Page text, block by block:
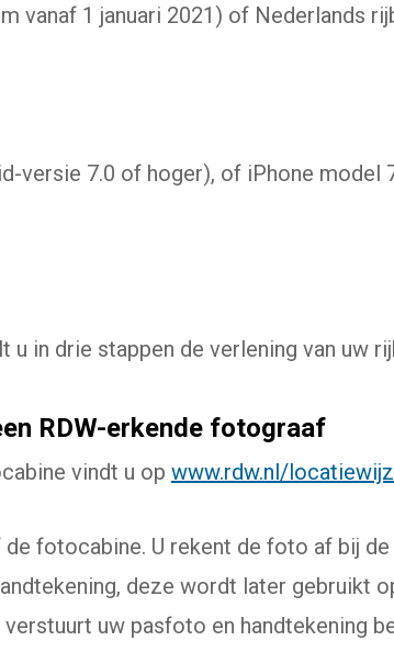
vanaf 1 januari 2021) of Nederlands
versie 7.0 of hoger), of iPhone model
in drie stappen de verlening van uw
RDW-erkende fotograaf
vindt u op www.rdw.nl/
fotocabine. U rekent de foto af bij de
deze wordt later gebruikt
uw pasfoto en handtekening